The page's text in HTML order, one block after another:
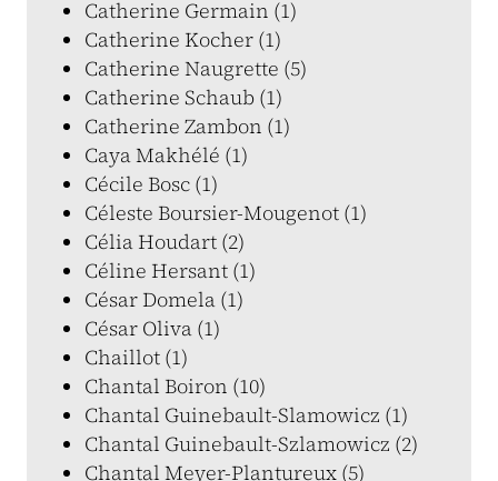
Catherine Germain (1)
Catherine Kocher (1)
Catherine Naugrette (5)
Catherine Schaub (1)
Catherine Zambon (1)
Caya Makhélé (1)
Cécile Bosc (1)
Céleste Boursier-Mougenot (1)
Célia Houdart (2)
Céline Hersant (1)
César Domela (1)
César Oliva (1)
Chaillot (1)
Chantal Boiron (10)
Chantal Guinebault-Slamowicz (1)
Chantal Guinebault-Szlamowicz (2)
Chantal Meyer-Plantureux (5)